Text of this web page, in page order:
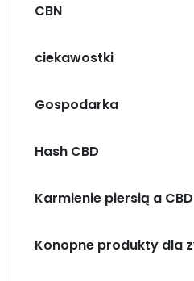
CBN
ciekawostki
Gospodarka
Hash CBD
Karmienie piersią a CBD
Konopne produkty dla